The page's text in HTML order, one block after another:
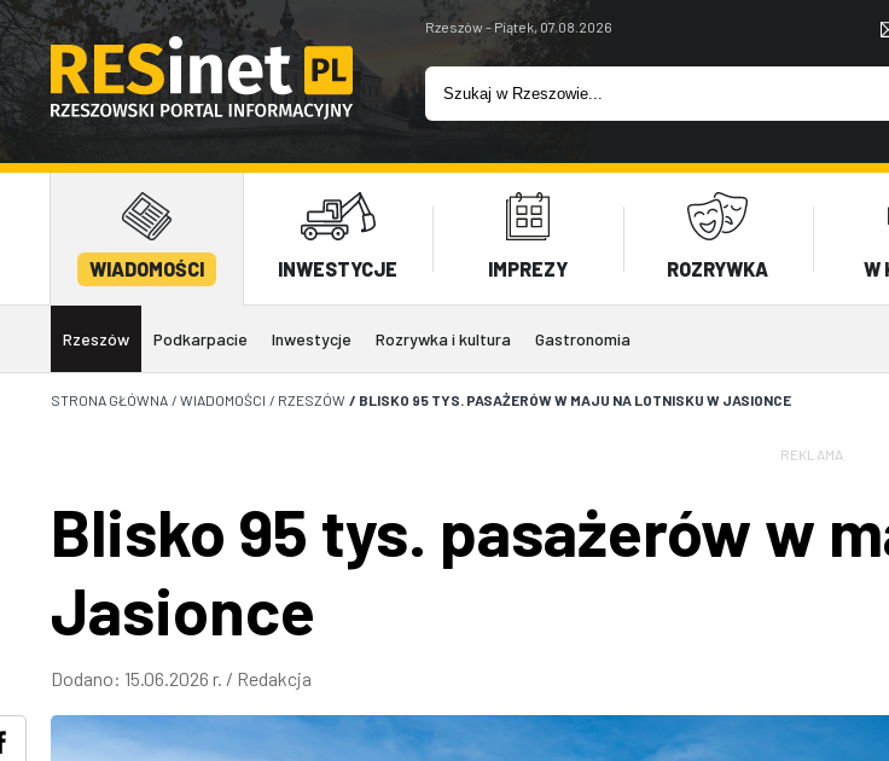
Rzeszów - Piątek, 07.08.2026
WIADOMOŚCI INWESTYCJE IMPREZY ROZRYWKA W
Rzeszów Podkarpacie Inwestycje Rozrywka i kultura Gastronomia
STRONA GŁÓWNA / WIADOMOŚCI / RZESZÓW / BLISKO 95 TYS. PASAŻERÓW W MAJU NA LOTNISKU W JASIONCE
REKLAMA
Blisko 95 tys. pasażerów w
Jasionce
Dodano: 15.06.2026 r. / Redakcja